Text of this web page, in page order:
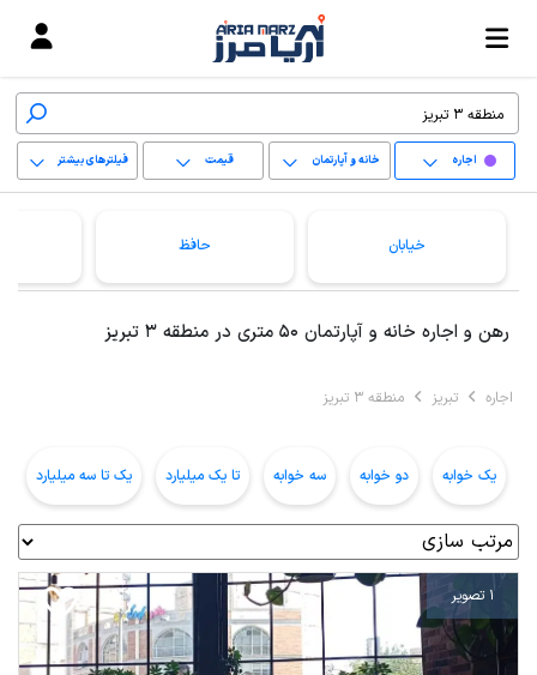
اجاره خانه و آپارتمان قیمت فیلترهای بیشتر
پاک کردن محدوده
خیابان حافظ
رهن و اجاره خانه و آپارتمان 50 متری در منطقه 3 تبریز
اجاره تبریز منطقه 3 تبریز
یک خوابه دو خوابه سه خوابه تا یک میلیارد یک تا سه میلیارد
1 تصویر